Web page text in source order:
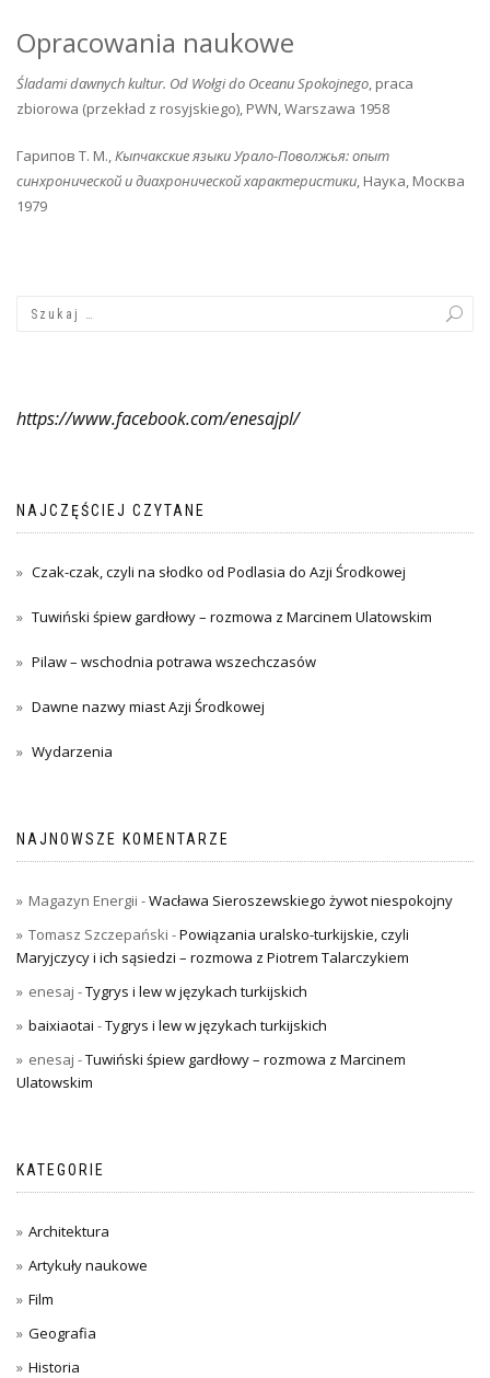
Opracowania naukowe
Śladami dawnych kultur. Od Wołgi do Oceanu Spokojnego, praca
zbiorowa (przekład z rosyjskiego), PWN, Warszawa 1958
Гарипов Т. М.,Кыпчакские языки Урало-Поволжья: опыт
синхронической и диахронической характеристики, Наука, Москва
1979
https://www.facebook.com/enesajpl/
NAJCZĘŚCIEJ CZYTANE
Czak-czak, czyli na słodko od Podlasia do Azji Środkowej
Tuwiński śpiew gardłowy – rozmowa z Marcinem Ulatowskim
Pilaw – wschodnia potrawa wszechczasów
Dawne nazwy miast Azji Środkowej
Wydarzenia
NAJNOWSZE KOMENTARZE
Magazyn Energii -Wacława Sieroszewskiego żywot niespokojny
Tomasz Szczepański -Powiązania uralsko-turkijskie, czyli
Maryjczycy i ich sąsiedzi – rozmowa z Piotrem Talarczykiem
enesaj -Tygrys i lew w językach turkijskich
baixiaotai -Tygrys i lew w językach turkijskich
enesaj -Tuwiński śpiew gardłowy – rozmowa z Marcinem
Ulatowskim
KATEGORIE
Architektura
Artykuły naukowe
Film
Geografia
Historia